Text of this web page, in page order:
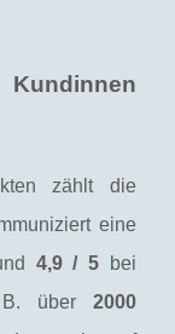
zählt die
eine
4,9 / 5 bei
B. über 2000